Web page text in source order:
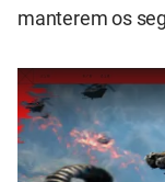
manterem os